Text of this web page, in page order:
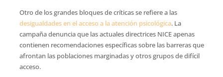
Otro de los grandes bloques de críticas se refiere a las
desigualdades en el acceso a la atención psicológica. La
campaña denuncia que las actuales directrices NICE apenas
contienen recomendaciones específicas sobre las barreras que
afrontan las poblaciones marginadas y otros grupos de difícil
acceso.